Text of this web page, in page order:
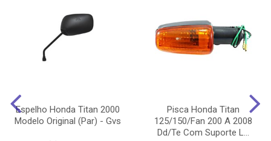
Espelho Honda Titan 2000
Modelo Original (Par) - Gvs
Pisca Honda Titan
125/150/Fan 200 A 2008
Dd/Te Com Suporte L...